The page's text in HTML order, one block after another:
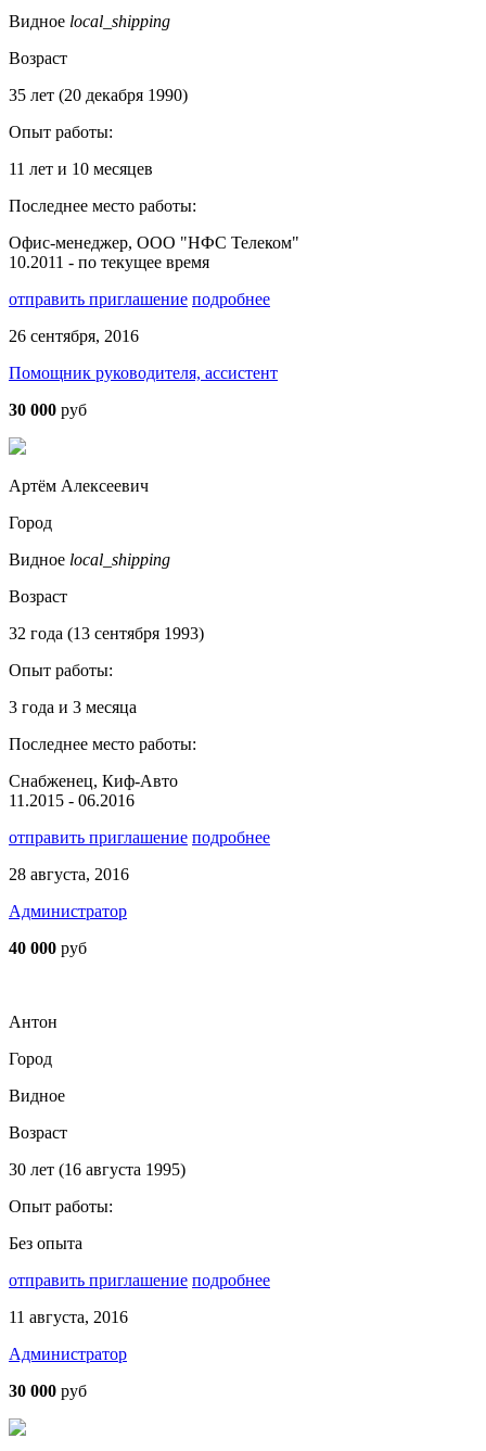
Видное local_shipping
Возраст
35 лет (20 декабря 1990)
Опыт работы:
11 лет и 10 месяцев
Последнее место работы:
Офис-менеджер, ООО "НФС Телеком"
10.2011 - по текущее время
отправить приглашение подробнее
26 сентября, 2016
Помощник руководителя, ассистент
30 000 руб
Артём Алексеевич
Город
Видное local_shipping
Возраст
32 года (13 сентября 1993)
Опыт работы:
3 года и 3 месяца
Последнее место работы:
Снабженец, Киф-Авто
11.2015 - 06.2016
отправить приглашение подробнее
28 августа, 2016
Администратор
40 000 руб
Антон
Город
Видное
Возраст
30 лет (16 августа 1995)
Опыт работы:
Без опыта
отправить приглашение подробнее
11 августа, 2016
Администратор
30 000 руб